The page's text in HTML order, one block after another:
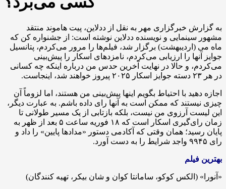
به گزارش خبرگزاری مهر به نقل از ددلاین، پیت هاموند منتقد
مشهور سینمایی و نویسنده ددلاین نوشته است: از جشنواره کن که
ماه می (اردیبهشت) برگزار شد، فیلم‌ها را مرور می‌کردم، پتانسیل
جوایز آنها را ارزیابی می‌کردم، نامزدهای اسکار را پیش‌بینی
می‌کردم، و حالا در نهایت آخرین حدس من درباره اینکه چه کسانی
در هر ۲۳ دسته جوایز اسکار ۲۰۲۵ پیروز خواهند شد، اینجاست.
اجازه دهید با احتیاط بگویم اینها پیش‌بینی من هستند، اما لزوماً آن
چیزی نیستند که ممکن است به آنها رای داده باشم. به عبارت دیگر،
این لیست آرزوی من نیست، بلکه بازتابی از یک مسیر طولانی تا
زمان رای‌گیری اسکار است که ۱۸ فوریه ساعت ۵ بعد از ظهر به
پایان رسید؛ همان وقتی که آکادمی دستور «مدادها پایین» را داد و
رای ۹۹۴۵ واجد شرایط را به دست آورد.
بهترین فیلم
«آنورا» (الکس کوکو، سامانتا کوان و شان بیکر، تهیه کنندگان)